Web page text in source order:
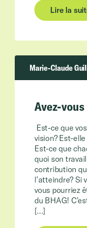
Lire la
Marie-Claude
Avez-
Est-ce que
vision? Est-
Est-ce que
quoi son
contribution
l’atteindre? Si
vous pourriez
du BHAG!
[…]